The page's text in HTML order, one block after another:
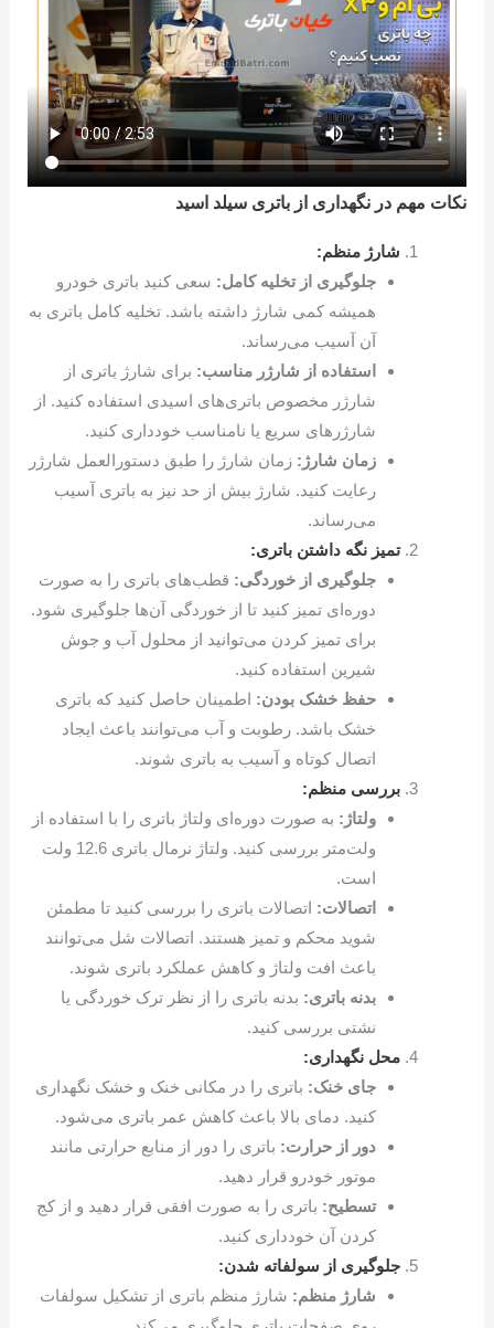
نکات مهم در نگهداری از باتری سیلد اسید
شارژ منظم:
جلوگیری از تخلیه کامل: سعی کنید باتری خودرو
همیشه کمی شارژ داشته باشد. تخلیه کامل باتری به
آن آسیب می‌رساند.
استفاده از شارژر مناسب: برای شارژ باتری از
شارژر مخصوص باتری‌های اسیدی استفاده کنید. از
شارژرهای سریع یا نامناسب خودداری کنید.
زمان شارژ: زمان شارژ را طبق دستورالعمل شارژر
رعایت کنید. شارژ بیش از حد نیز به باتری آسیب
می‌رساند.
تمیز نگه داشتن باتری:
جلوگیری از خوردگی: قطب‌های باتری را به صورت
دوره‌ای تمیز کنید تا از خوردگی آن‌ها جلوگیری شود.
برای تمیز کردن می‌توانید از محلول آب و جوش
شیرین استفاده کنید.
حفظ خشک بودن: اطمینان حاصل کنید که باتری
خشک باشد. رطوبت و آب می‌توانند باعث ایجاد
اتصال کوتاه و آسیب به باتری شوند.
بررسی منظم:
ولتاژ: به صورت دوره‌ای ولتاژ باتری را با استفاده از
ولت‌متر بررسی کنید. ولتاژ نرمال باتری 12.6 ولت
است.
اتصالات: اتصالات باتری را بررسی کنید تا مطمئن
شوید محکم و تمیز هستند. اتصالات شل می‌توانند
باعث افت ولتاژ و کاهش عملکرد باتری شوند.
بدنه باتری: بدنه باتری را از نظر ترک خوردگی یا
نشتی بررسی کنید.
محل نگهداری:
جای خنک: باتری را در مکانی خنک و خشک نگهداری
کنید. دمای بالا باعث کاهش عمر باتری می‌شود.
دور از حرارت: باتری را دور از منابع حرارتی مانند
موتور خودرو قرار دهید.
تسطیح: باتری را به صورت افقی قرار دهید و از کج
کردن آن خودداری کنید.
جلوگیری از سولفاته شدن:
شارژ منظم: شارژ منظم باتری از تشکیل سولفات